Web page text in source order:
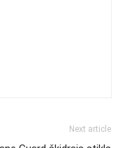
Next article